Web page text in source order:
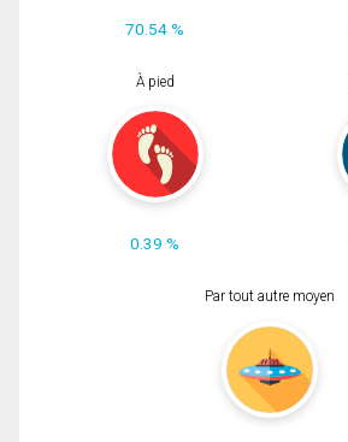
70.54 %
À pied
0.39 %
Par tout autre moyen